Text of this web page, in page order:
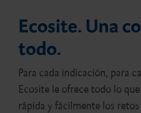
Ecosite. Una
todo.
Para cada indicación, para
Ecosite le ofrece todo lo
rápida y fácilmente los